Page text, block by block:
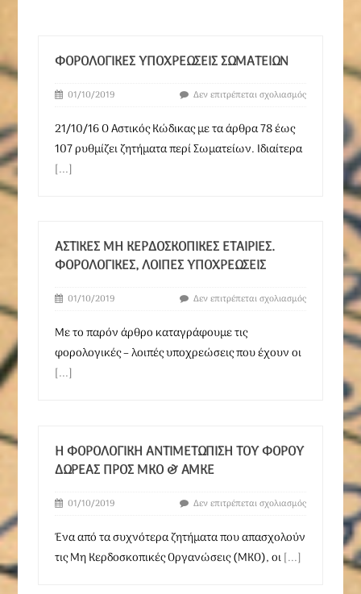
ΦΟΡΟΛΟΓΙΚΈΣ ΥΠΟΧΡΕΏΣΕΙΣ ΣΩΜΑΤΕΊΩΝ
01/10/2019 Δεν επιτρέπεται σχολιασμός
21/10/16 Ο Αστικός Κώδικας με τα άρθρα 78 έως
107 ρυθμίζει ζητήματα περί Σωματείων. Ιδιαίτερα
[...]
ΑΣΤΙΚΈΣ ΜΗ ΚΕΡΔΟΣΚΟΠΙΚΈΣ ΕΤΑΙΡΊΕΣ.
ΦΟΡΟΛΟΓΙΚΈΣ, ΛΟΙΠΈΣ ΥΠΟΧΡΕΏΣΕΙΣ
01/10/2019 Δεν επιτρέπεται σχολιασμός
Με το παρόν άρθρο καταγράφουμε τις
φορολογικές – λοιπές υποχρεώσεις που έχουν οι
[...]
Η ΦΟΡΟΛΟΓΙΚΉ ΑΝΤΙΜΕΤΏΠΙΣΗ ΤΟΥ ΦΌΡΟΥ
ΔΩΡΕΆΣ ΠΡΟΣ ΜΚΟ & AMKE
01/10/2019 Δεν επιτρέπεται σχολιασμός
Ένα από τα συχνότερα ζητήματα που απασχολούν
τις Μη Κερδοσκοπικές Οργανώσεις (ΜΚΟ), οι[...]